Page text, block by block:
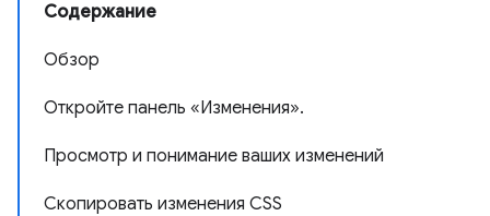
Содержание
Обзор
Откройте панель «Изменения».
Просмотр и понимание ваших изменений
Скопировать изменения CSS